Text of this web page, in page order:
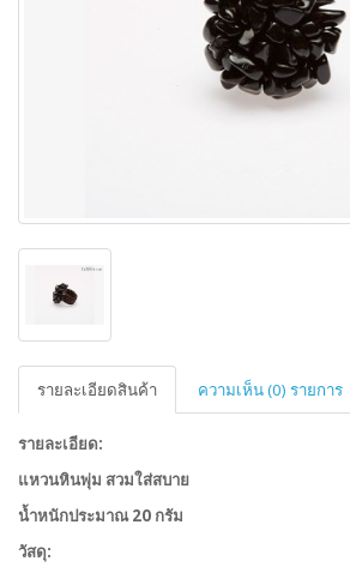
รายละเอียดสินค้า ความเห็น (0) รายการ
รายละเอียด:
แหวนหินพุ่ม สวมใส่สบาย
น้ำหนักประมาณ 20 กรัม
วัสดุ: